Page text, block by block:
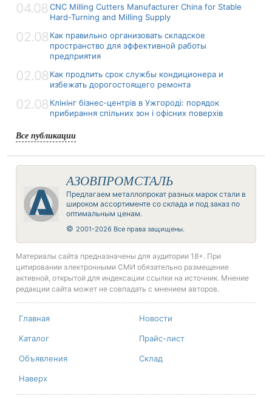
04.08 CNC Milling Cutters Manufacturer China for Stable
Hard-Turning and Milling Supply
02.08 Как правильно организовать складское
пространство для эффективной работы
предприятия
02.08 Как продлить срок службы кондиционера и
избежать дорогостоящего ремонта
02.08 Клінінг бізнес-центрів в Ужгороді: порядок
прибирання спільних зон і офісних поверхів
Все публикации
АЗОВПРОМСТАЛЬ
Предлагаем металлопрокат разных марок стали в
широком ассортименте со склада и под заказ по
оптимальным ценам.
© 2001-2026 Все права защищены.
Материалы сайта предназначены для аудитории 18+. При
цитировании электронными СМИ обязательно размещение
активной, открытой для индексации ссылки на источник. Мнение
редакции сайта может не совпадать с мнением авторов.
Главная Новости
Каталог Прайс-лист
Объявления Склад
Наверх